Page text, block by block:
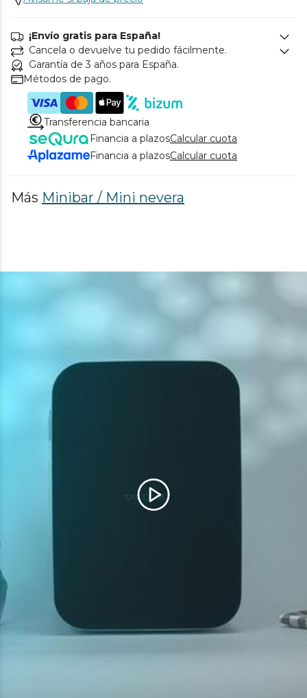
¡Envío gratis para España!
Cancela o devuelve tu pedido fácilmente.
Garantía de 3 años para España.
Métodos de pago.
Transferencia bancaria
Financia a plazosCalcular cuota
Financia a plazosCalcular cuota
Más Minibar / Mini nevera